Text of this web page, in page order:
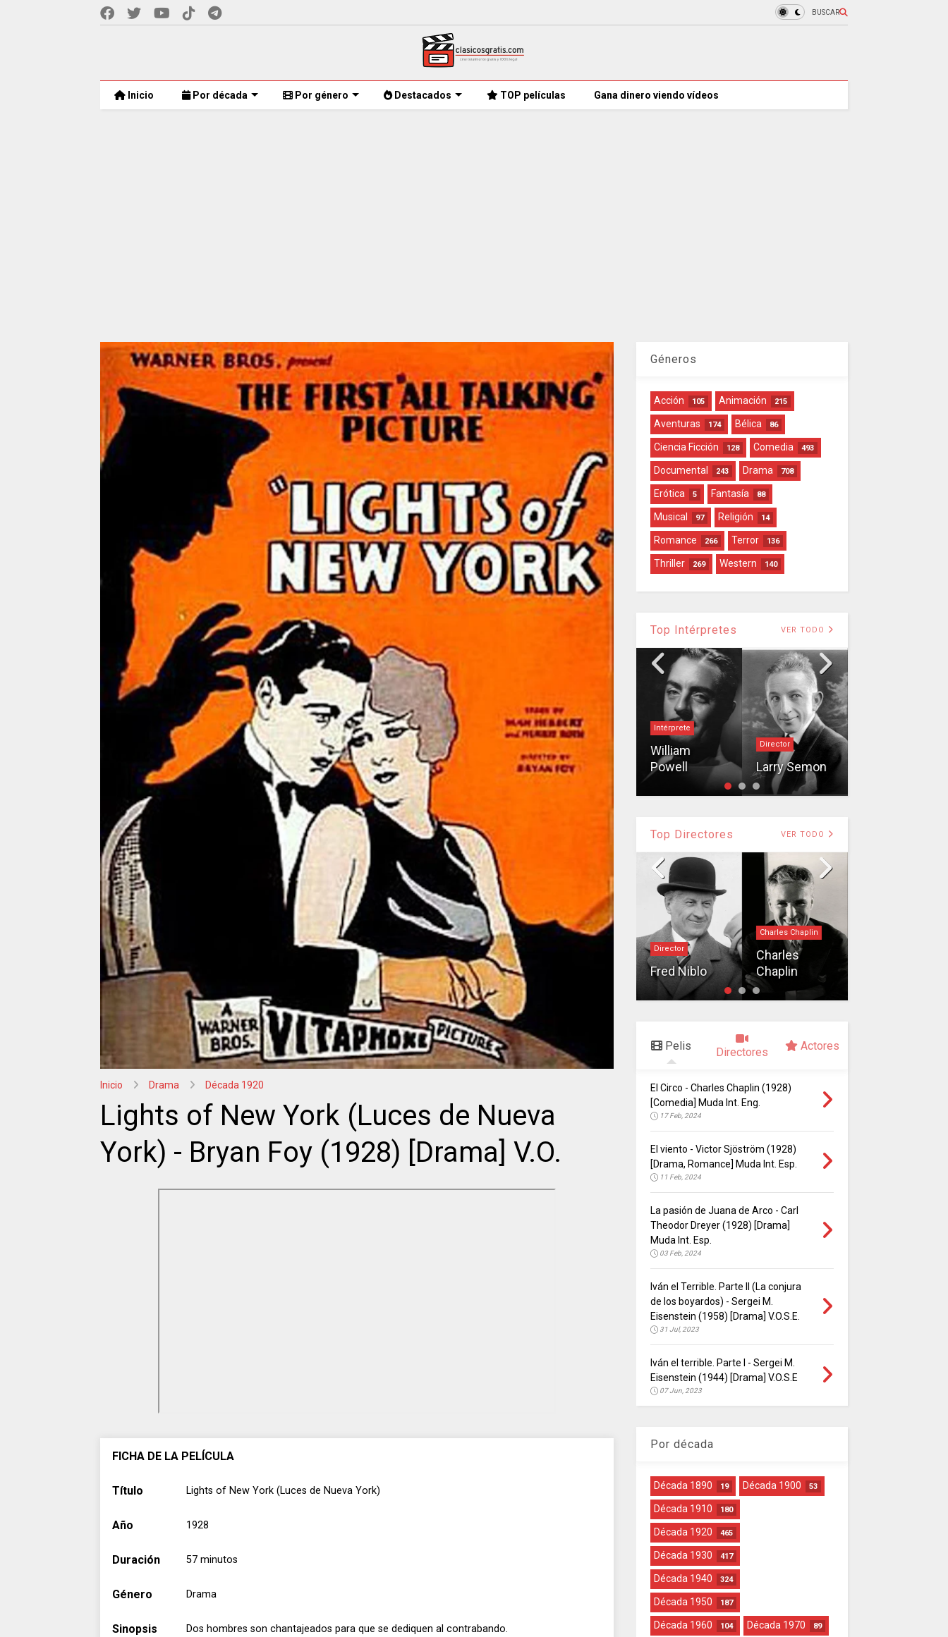
BUSCAR
Inicio Por década Por género Destacados TOP películas Gana dinero viendo vídeos
Inicio Drama Década 1920
Lights of New York (Luces de Nueva
York) - Bryan Foy (1928) [Drama] V.O.
FICHA DE LA PELÍCULA
Título Lights of New York (Luces de Nueva York)
Año 1928
Duración 57 minutos
Género Drama
Sinopsis Dos hombres son chantajeados para que se dediquen al contrabando.
Géneros
Acción 105 Animación 215
Aventuras 174 Bélica 86
Ciencia Ficción 128 Comedia 493
Documental 243 Drama 708
Erótica 5 Fantasía 88
Musical 97 Religión 14
Romance 266 Terror 136
Thriller 269 Western 140
Top Intérpretes VER TODO
Director
Roscoe
"Fatty"
Arbuckle
Edna Purviance
Edna
Purviance
Intérprete
William
Powell
Director
Larry Semon
Top Directores VER TODO
Cecil B. DeMille
Cecil B.
DeMille
Director
Director
Fred Niblo
Charles Chaplin
Charles
Chaplin
Pelis Directores Actores
El Circo - Charles Chaplin (1928)
[Comedia] Muda Int. Eng.
17 Feb, 2024
El viento - Victor Sjöström (1928)
[Drama, Romance] Muda Int. Esp.
11 Feb, 2024
La pasión de Juana de Arco - Carl
Theodor Dreyer (1928) [Drama]
Muda Int. Esp.
03 Feb, 2024
Iván el Terrible. Parte II (La conjura
de los boyardos) - Sergei M.
Eisenstein (1958) [Drama] V.O.S.E.
31 Jul, 2023
Iván el terrible. Parte I - Sergei M.
Eisenstein (1944) [Drama] V.O.S.E
07 Jun, 2023
Por década
Década 1890 19 Década 1900 53
Década 1910 180
Década 1920 465
Década 1930 417
Década 1940 324
Década 1950 187
Década 1960 104 Década 1970 89